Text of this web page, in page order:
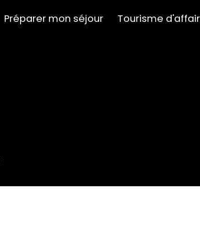
Préparer mon séjour Tourisme